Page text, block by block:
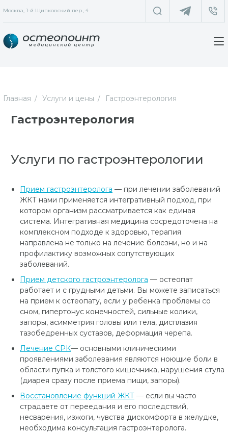
Москва, 1-й Щипковский пер., 4
Главная Услуги и цены Гастроэнтерология
Гастроэнтерология
Услуги по гастроэнтерологии
Прием гастроэнтеролога — при лечении заболеваний
ЖКТ нами применяется интегративный подход, при
котором организм рассматривается как единая
система. Интегративная медицина сосредоточена на
комплексном подходе к здоровью, терапия
направлена не только на лечение болезни, но и на
профилактику возможных сопутствующих
заболеваний.
Прием детского гастроэнтеролога — остеопат
работает и с грудными детьми. Вы можете записаться
на прием к остеопату, если у ребенка проблемы со
сном, гипертонус конечностей, сильные колики,
запоры, асимметрия головы или тела, дисплазия
тазобедренных суставов, деформация черепа.
Лечение СРК— основными клиническими
проявлениями заболевания являются ноющие боли в
области пупка и толстого кишечника, нарушения стула
(диарея сразу после приема пищи, запоры).
Восстановление функций ЖКТ — если вы часто
страдаете от переедания и его последствий,
несварения, изжоги, чувства дискомфорта в желудке,
необходима консультация гастроэнтеролога.